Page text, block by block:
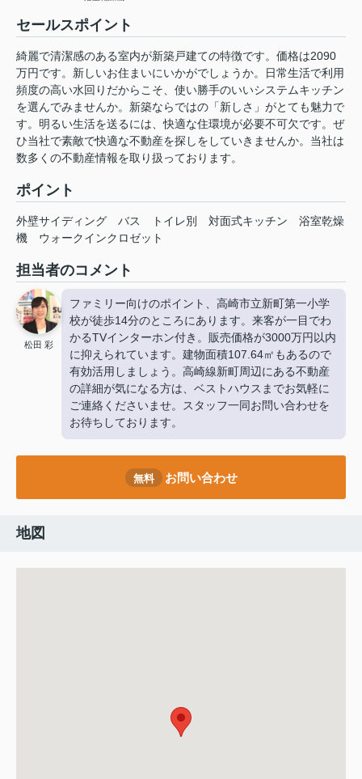
セールスポイント
綺麗で清潔感のある室内が新築戸建ての特徴です。価格は2090
万円です。新しいお住まいにいかがでしょうか。日常生活で利用
頻度の高い水回りだからこそ、使い勝手のいいシステムキッチン
を選んでみませんか。新築ならではの「新しさ」がとても魅力で
す。明るい生活を送るには、快適な住環境が必要不可欠です。ぜ
ひ当社で素敵で快適な不動産を探しをしていきませんか。当社は
数多くの不動産情報を取り扱っております。
ポイント
外壁サイディング バス トイレ別 対面式キッチン
浴室乾燥
機
ウォークインクロゼット
担当者のコメント
松田 彩
ファミリー向けのポイント、高崎市立新町第一小学
校が徒歩14分のところにあります。来客が一目でわ
かるTVインターホン付き。販売価格が3000万円以内
に抑えられています。建物面積107.64㎡もあるので
有効活用しましょう。高崎線新町周辺にある不動産
の詳細が気になる方は、ベストハウスまでお気軽に
ご連絡くださいませ。スタッフ一同お問い合わせを
お待ちしております。
無料 お問い合わせ
地図